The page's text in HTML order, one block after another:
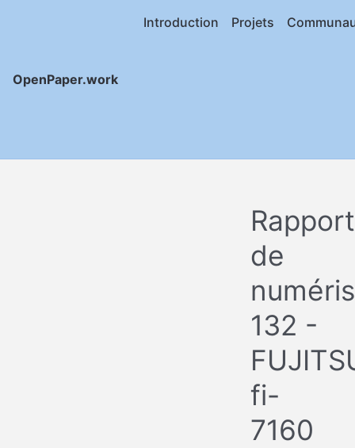
OpenPaper.work
Introduction Projets
Rapport
de
132 -
fi-
7160